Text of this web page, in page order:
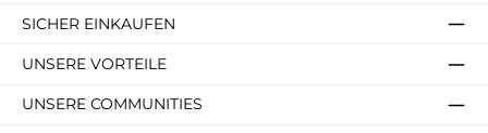
SICHER EINKAUFEN
UNSERE VORTEILE
UNSERE COMMUNITIES